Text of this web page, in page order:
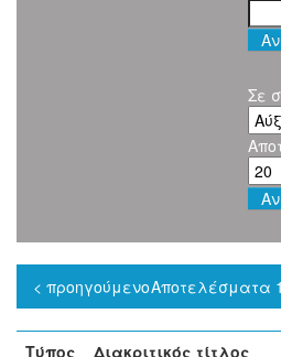
Σε
Αποτελέσματα
< προηγούμενο
Τύπος
Διακριτικός τίτλος